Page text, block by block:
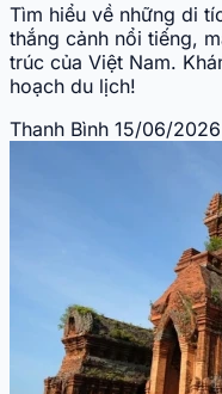
Tìm hiểu về những di
thắng cảnh nổi tiếng,
trúc của Việt Nam.
hoạch du lịch!
Thanh Bình 15/06/2026